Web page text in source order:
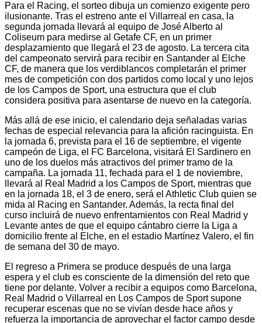
Para el Racing, el sorteo dibuja un comienzo exigente pero
ilusionante. Tras el estreno ante el Villarreal en casa, la
segunda jornada llevará al equipo de José Alberto al
Coliseum para medirse al Getafe CF, en un primer
desplazamiento que llegará el 23 de agosto. La tercera cita
del campeonato servirá para recibir en Santander al Elche
CF, de manera que los verdiblancos completarán el primer
mes de competición con dos partidos como local y uno lejos
de los Campos de Sport, una estructura que el club
considera positiva para asentarse de nuevo en la categoría.
Más allá de ese inicio, el calendario deja señaladas varias
fechas de especial relevancia para la afición racinguista. En
la jornada 6, prevista para el 16 de septiembre, el vigente
campeón de Liga, el FC Barcelona, visitará El Sardinero en
uno de los duelos más atractivos del primer tramo de la
campaña. La jornada 11, fechada para el 1 de noviembre,
llevará al Real Madrid a los Campos de Sport, mientras que
en la jornada 18, el 3 de enero, será el Athletic Club quien se
mida al Racing en Santander. Además, la recta final del
curso incluirá de nuevo enfrentamientos con Real Madrid y
Levante antes de que el equipo cántabro cierre la Liga a
domicilio frente al Elche, en el estadio Martínez Valero, el fin
de semana del 30 de mayo.
El regreso a Primera se produce después de una larga
espera y el club es consciente de la dimensión del reto que
tiene por delante. Volver a recibir a equipos como Barcelona,
Real Madrid o Villarreal en Los Campos de Sport supone
recuperar escenas que no se vivían desde hace años y
refuerza la importancia de aprovechar el factor campo desde